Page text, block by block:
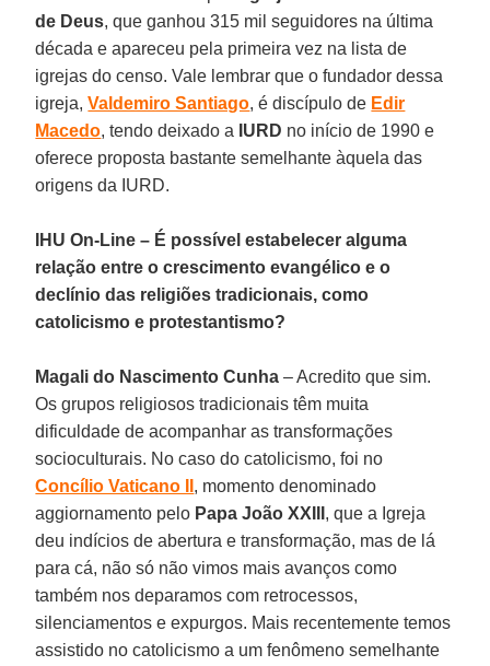
de Deus, que ganhou 315 mil seguidores na última
década e apareceu pela primeira vez na lista de
igrejas do censo. Vale lembrar que o fundador dessa
igreja,Valdemiro Santiago, é discípulo de Edir
Macedo, tendo deixado a IURD no início de 1990 e
oferece proposta bastante semelhante àquela das
origens da IURD.
IHU On-Line – É possível estabelecer alguma
relação entre o crescimento evangélico e o
declínio das religiões tradicionais, como
catolicismo e protestantismo?
Magali do Nascimento Cunha – Acredito que sim.
Os grupos religiosos tradicionais têm muita
dificuldade de acompanhar as transformações
socioculturais. No caso do catolicismo, foi no
Concílio Vaticano II , momento denominado
aggiornamento pelo Papa João XXIII , que a Igreja
deu indícios de abertura e transformação, mas de lá
para cá, não só não vimos mais avanços como
também nos deparamos com retrocessos,
silenciamentos e expurgos. Mais recentemente temos
assistido no catolicismo a um fenômeno semelhante